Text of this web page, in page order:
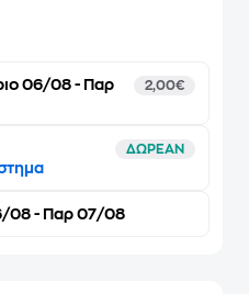
06/08 - Παρ
2,00€
ΔΩΡΕΑΝ
08 - Παρ 07/08